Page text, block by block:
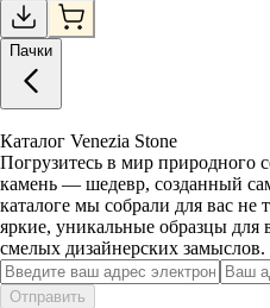
Пачки
Каталог Venezia Stone
Погрузитесь в мир природного
камень — шедевр, созданный
каталоге мы собрали для вас
яркие, уникальные образцы
смелых дизайнерских замыслов.
Отправить